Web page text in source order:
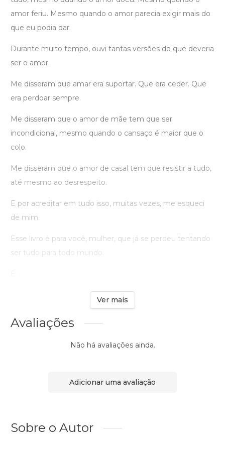
amor feriu. Mesmo quando o amor parecia exigir mais do
que eu podia dar.
Durante muito tempo, ouvi tantas versões do que deveria
ser o amor.
Me disseram que amar era suportar. Que era ceder. Que
era perdoar sempre.
Me disseram que o amor de mãe tem que ser
incondicional, mesmo quando o cansaço é maior que o
colo.
Me disseram que o amor de casal tem que resistir a tudo,
até mesmo ao desrespeito.
E por acreditar em tudo isso, muitas vezes, me esqueci
de mim.
Esse livro é para você, mulher, que já se perdeu tentando
ser tudo para todo mundo.
Ver mais
Avaliações
Não há avaliações ainda.
Adicionar uma avaliação
Sobre o Autor